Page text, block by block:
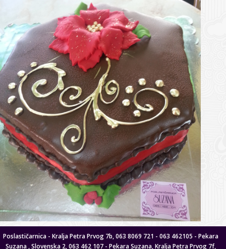
Poslastičarnica - Kralja Petra Prvog 7b, 063 8069 721 - 063 462105 - Pekara
Suzana , Slovenska 2, 063 462 107 - Pekara Suzana, Kralja Petra Prvog 7f,